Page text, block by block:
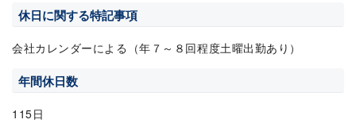
休日に関する特記事項
会社カレンダーによる（年７～８回程度土曜出勤あり）
年間休日数
115日